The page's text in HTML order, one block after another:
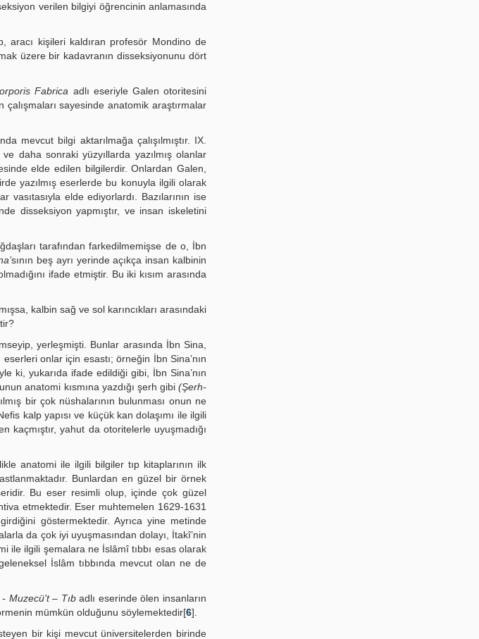
verilen bilgiyi öğrencinin anlamasında
aracı kişileri kaldıran profesör Mondino de
üzere bir kadavranın disseksiyonunu dört
Fabrica adlı eseriyle Galen otoritesini
sayesinde anatomik araştırmalar
mevcut bilgi aktarılmağa çalışılmıştır. IX.
daha sonraki yüzyıllarda yazılmış olanlar
elde edilen bilgilerdir. Onlardan Galen,
yazılmış eserlerde bu konuyla ilgili olarak
elde ediyorlardı. Bazılarının ise
disseksiyon yapmıştır, ve insan iskeletini
tarafından farkedilmemişse de o, İbn
sının beş ayrı yerinde açıkça insan kalbinin
ifade etmiştir. Bu iki kısım arasında
kalbin sağ ve sol karıncıkları arasındaki
yerleşmişti. Bunlar arasında İbn Sina,
onlar için esastı; örneğin İbn Sina’nın
ki, yukarıda ifade edildiği gibi, İbn Sina’nın
anatomi kısmına yazdığı şerh gibi (Şerh-
bir çok nüshalarının bulunması onun ne
kalp yapısı ve küçük kan dolaşımı ile ilgili
kaçmıştır, yahut da otoritelerle uyuşmadığı
anatomi ile ilgili bilgiler tıp kitaplarının ilk
Bunlardan en güzel bir örnek
Bu eser resimli olup, içinde çok güzel
etmektedir. Eser muhtemelen 1629-1631
göstermektedir. Ayrıca yine metinde
da çok iyi uyuşmasından dolayı, İtakî’nin
ile ilgili şemalara ne İslâmî tıbbı esas olarak
İslâm tıbbında mevcut olan ne de
- Muzecü't – Tıbadlı eserinde ölen insanların
mümkün olduğunu söylemektedir[6].
bir kişi mevcut üniversitelerden birinde